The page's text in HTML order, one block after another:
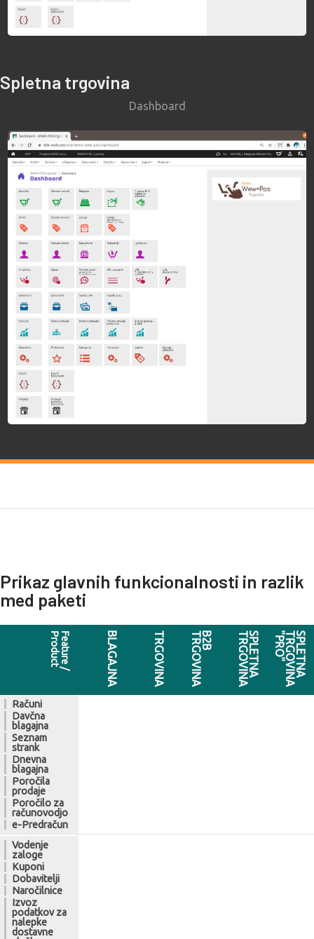
Spletna trgovina
Dashboard
Prikaz glavnih funkcionalnosti in razlik
med paketi
F
e
a
t
u
r
e
/
P
r
o
d
u
c
t BLAGAJNA TRGOVINA B
2
B
T
R
G
O
V
I
N
A SPLETNA
TRGOVINA SPLETNA
T
R
G
O
V
I
N
A
"
P
R
O
"
Računi
Davčna
blagajna
Seznam
strank
Dnevna
blagajna
Poročila
prodaje
Poročilo za
računovodjo
e-Predračun
Vodenje
zaloge
Kuponi
Dobavitelji
Naročilnice
Izvoz
podatkov za
nalepke
dostavne